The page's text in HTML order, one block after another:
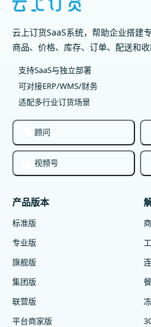
云上订货SaaS系统，帮助企业搭建
商品、价格、库存、订单、配送和收
支持SaaS与独立部署
可对接ERP/WMS/财务
适配多行业订货场景
顾问
视频号
产品版本
标准版
专业版
旗舰版
集团版
联营版
平台商家版